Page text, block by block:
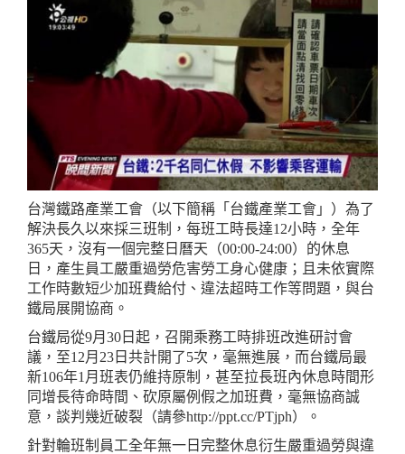
台灣鐵路產業工會（以下簡稱「台鐵產業工會」）為了
解決長久以來採三班制，每班工時長達12小時，全年
365天，沒有一個完整日曆天（00:00-24:00）的休息
日，產生員工嚴重過勞危害勞工身心健康；且未依實際
工作時數短少加班費給付、違法超時工作等問題，與台
鐵局展開協商。
台鐵局從9月30日起，召開乘務工時排班改進研討會
議，至12月23日共計開了5次，毫無進展，而台鐵局最
新106年1月班表仍維持原制，甚至拉長班內休息時間形
同增長待命時間、砍原屬例假之加班費，毫無協商誠
意，談判幾近破裂（請參http://ppt.cc/PTjph）。
針對輪班制員工全年無一日完整休息衍生嚴重過勞與違